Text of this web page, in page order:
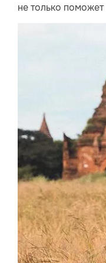
не только